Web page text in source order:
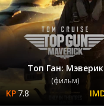
Топ Ган: Мэверик
(фильм)
7.8